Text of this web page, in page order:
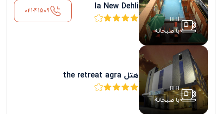
B.B
با صبحانه
la New Dehli
021-41509
B.B
با صبحانه
هتل the retreat agra